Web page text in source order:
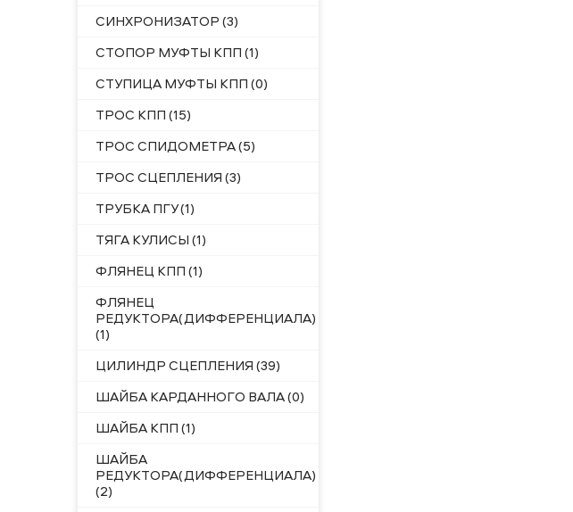
СИНХРОНИЗАТОР (3)
СТОПОР МУФТЫ КПП (1)
СТУПИЦА МУФТЫ КПП (0)
ТРОС КПП (15)
ТРОС СПИДОМЕТРА (5)
ТРОС СЦЕПЛЕНИЯ (3)
ТРУБКА ПГУ (1)
ТЯГА КУЛИСЫ (1)
ФЛЯНЕЦ КПП (1)
ФЛЯНЕЦ
РЕДУКТОРА(ДИФФЕРЕНЦИАЛА)
(1)
ЦИЛИНДР СЦЕПЛЕНИЯ (39)
ШАЙБА КАРДАННОГО ВАЛА (0)
ШАЙБА КПП (1)
ШАЙБА
РЕДУКТОРА(ДИФФЕРЕНЦИАЛА)
(2)